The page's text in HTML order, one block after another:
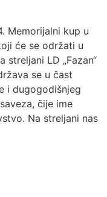
Memorijalni kup u
će se održati u
LD „Fazan“
se u čast
i dugogodišnjeg
čije ime
Na streljani nas